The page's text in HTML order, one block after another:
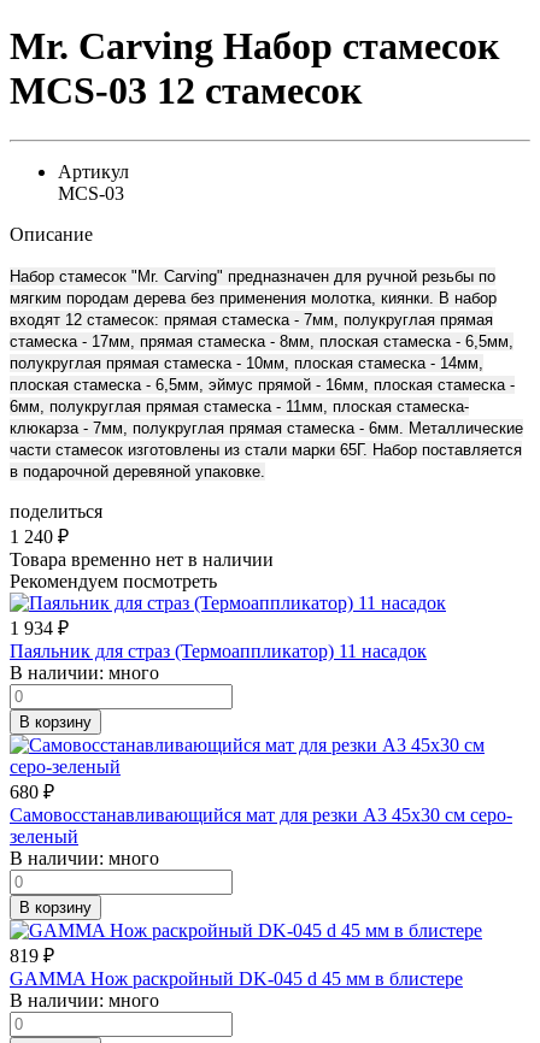
Mr. Carving Набор стамесок
MCS-03 12 стамесок
Артикул
MCS-03
Описание
Набор стамесок "Mr. Carving" предназначен для ручной резьбы по
мягким породам дерева без применения молотка, киянки. В набор
входят 12 стамесок: прямая стамеска - 7мм, полукруглая прямая
стамеска - 17мм, прямая стамеска - 8мм, плоская стамеска - 6,5мм,
полукруглая прямая стамеска - 10мм, плоская стамеска - 14мм,
плоская стамеска - 6,5мм, эймус прямой - 16мм, плоская стамеска -
6мм, полукруглая прямая стамеска - 11мм, плоская стамеска-
клюкарза - 7мм, полукруглая прямая стамеска - 6мм. Металлические
части стамесок изготовлены из стали марки 65Г. Набор поставляется
в подарочной деревяной упаковке.
поделиться
1 240 ₽
Товара временно нет в наличии
Рекомендуем посмотреть
1 934 ₽
Паяльник для страз (Термоаппликатор) 11 насадок
В наличии: много
В корзину
680 ₽
Самовосстанавливающийся мат для резки А3 45х30 см серо-
зеленый
В наличии: много
В корзину
819 ₽
GAMMA Нож раскройный DK-045 d 45 мм в блистере
В наличии: много